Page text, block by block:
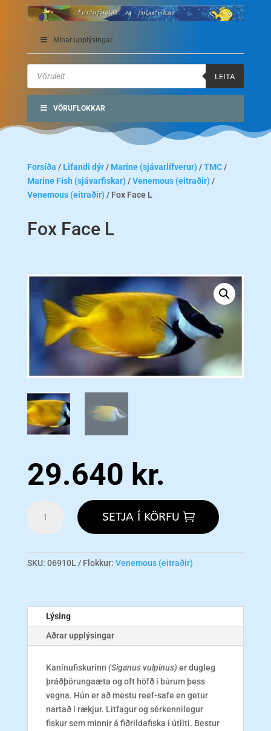
Mínar upplýsingar
Products
search
LEITA
VÖRUFLOKKAR
Forsíða / Lifandi dýr/ Marine (sjávarlífverur) /TMC/
Marine Fish (sjávarfiskar) /Venemous (eitraðir) /
Venemous (eitraðir) / Fox Face L
Fox Face L
29.640 kr.
Face
SETJA Í KÖRFU
SKU: 06910L Flokkur: Venemous (eitraðir)
Lýsing
Aðrar upplýsingar
Kanínufiskurinn (Siganus vulpinus) er dugleg
þráðþörungaæta og oft höfð í búrum þess
vegna. Hún er að mestu reef-safe en getur
nartað í rækjur. Litfagur og sérkennilegur
fiskur sem minnir á fiðrildafiska í útliti. Bestur